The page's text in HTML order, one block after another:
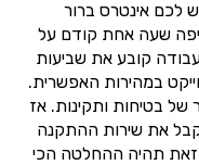
לכם אינטרס ברור
שעה אחת קודם על
קובע את שביעות
במהירות האפשרית.
בטיחות ותקינות. אז
את שירות ההתקנה
זאת תהיה ההחלטה הכי